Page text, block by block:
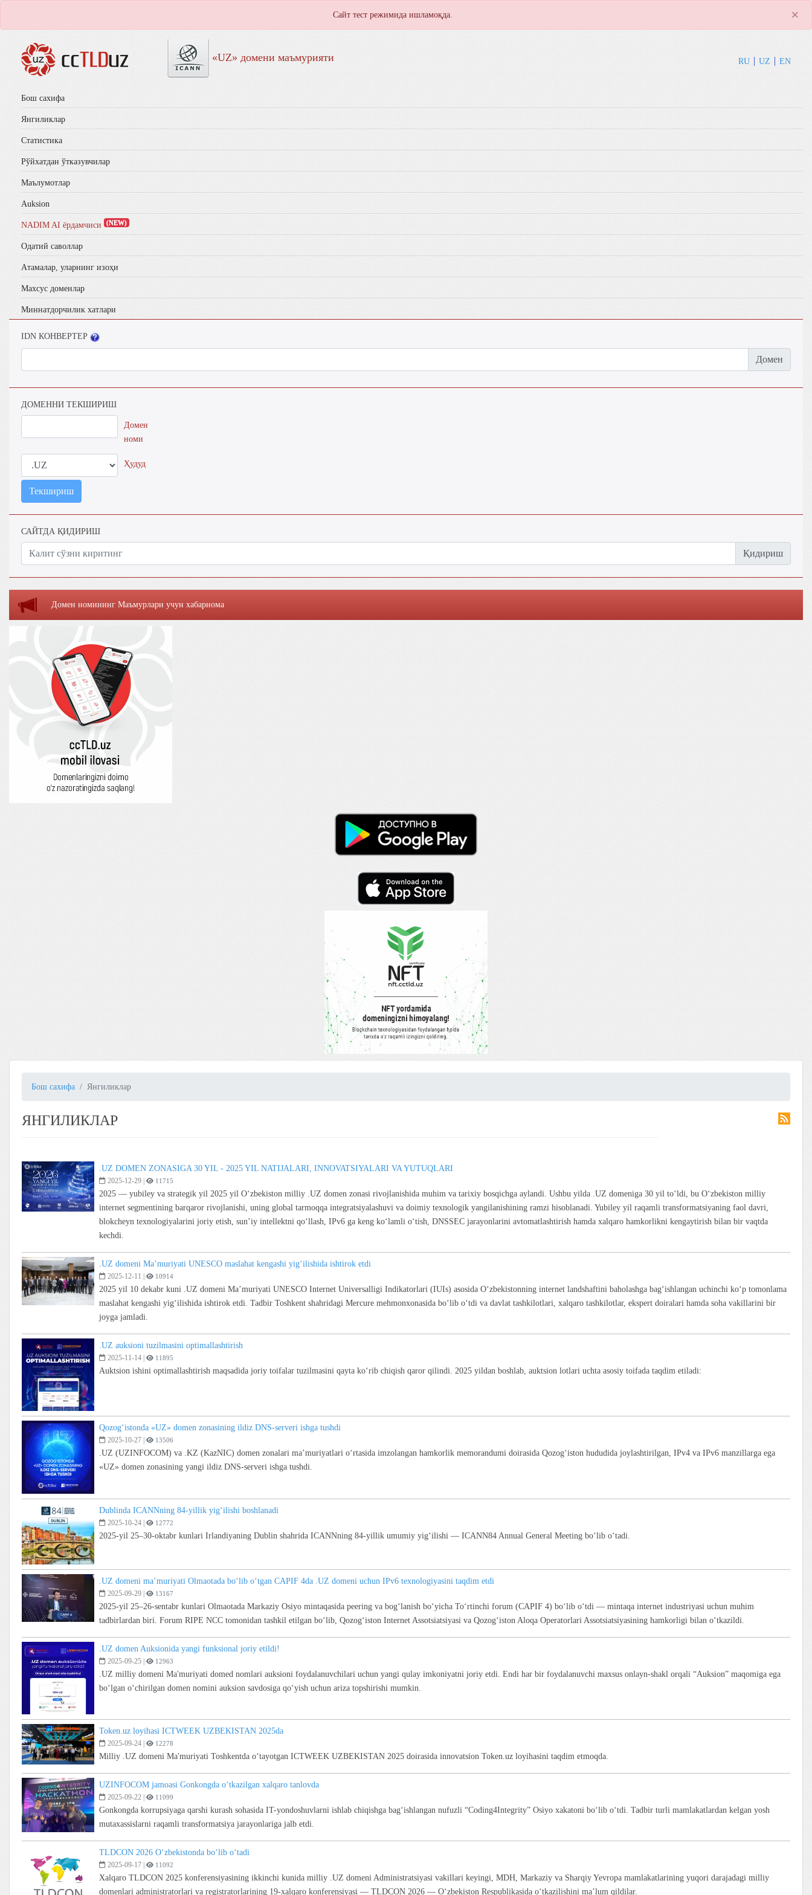
Сайт тест режимида ишламоқда. ×
«UZ» домени маъмурияти RU UZ EN
Бош сахифа
Янгиликлар
Статистика
Рўйхатдан ўтказувчилар
Маълумотлар
Auksion
NADIM AI ёрдамчиси (NEW)
Одатий саволлар
Aтамалар, уларнинг изоҳи
Махсус доменлар
Миннатдорчилик хатлари
IDN КОНВЕРТЕР
Домен
ДОМЕННИ ТЕКШИРИШ
Домен
номи
Ҳудуд
Текшириш
САЙТДА ҚИДИРИШ
Қидириш
Домен номининг Маъмурлaри учун хaбaрномa
Бош сахифа Янгиликлар
ЯНГИЛИКЛАР
.UZ DOMEN ZONASIGA 30 YIL - 2025 YIL NATIJALARI, INNOVATSIYALARI VA YUTUQLARI
2025-12-29 11715
2025 — yubiley va strategik yil 2025 yil Oʻzbekiston milliy .UZ domen zonasi rivojlanishida muhim va tarixiy bosqichga aylandi. Ushbu yilda .UZ domeniga 30 yil toʻldi, bu Oʻzbekiston milliy
internet segmentining barqaror rivojlanishi, uning global tarmoqqa integratsiyalashuvi va doimiy texnologik yangilanishining ramzi hisoblanadi. Yubiley yil raqamli transformatsiyaning faol davri,
blokcheyn texnologiyalarini joriy etish, sunʼiy intellektni qoʻllash, IPv6 ga keng koʻlamli oʻtish, DNSSEC jarayonlarini avtomatlashtirish hamda xalqaro hamkorlikni kengaytirish bilan bir vaqtda
kechdi.
.UZ domeni Ma’muriyati UNESCO maslahat kengashi yig‘ilishida ishtirok etdi
2025-12-11 10914
2025 yil 10 dekabr kuni .UZ domeni Ma’muriyati UNESCO Internet Universalligi Indikatorlari (IUIs) asosida O‘zbekistonning internet landshaftini baholashga bag‘ishlangan uchinchi ko‘p tomonlama
maslahat kengashi yig‘ilishida ishtirok etdi. Tadbir Toshkent shahridagi Mercure mehmonxonasida bo‘lib o‘tdi va davlat tashkilotlari, xalqaro tashkilotlar, ekspert doiralari hamda soha vakillarini bir
joyga jamladi.
.UZ auksioni tuzilmasini optimallashtirish
2025-11-14 11895
Auktsion ishini optimallashtirish maqsadida joriy toifalar tuzilmasini qayta ko‘rib chiqish qaror qilindi. 2025 yildan boshlab, auktsion lotlari uchta asosiy toifada taqdim etiladi:
Qozog‘istonda «UZ» domen zonasining ildiz DNS-serveri ishga tushdi
2025-10-27 13506
.UZ (UZINFOCOM) va .KZ (KazNIC) domen zonalari ma’muriyatlari o‘rtasida imzolangan hamkorlik memorandumi doirasida Qozog‘iston hududida joylashtirilgan, IPv4 va IPv6 manzillarga ega
«UZ» domen zonasining yangi ildiz DNS-serveri ishga tushdi.
Dublinda ICANNning 84-yillik yig‘ilishi boshlanadi
2025-10-24 | 12772
2025-yil 25–30-oktabr kunlari Irlandiyaning Dublin shahrida ICANNning 84-yillik umumiy yig‘ilishi — ICANN84 Annual General Meeting bo‘lib o‘tadi.
.UZ domeni ma’muriyati Olmaotada bo‘lib o‘tgan CAPIF 4da .UZ domeni uchun IPv6 texnologiyasini taqdim etdi
2025-09-29 | 13167
2025-yil 25–26-sentabr kunlari Olmaotada Markaziy Osiyo mintaqasida peering va bog‘lanish bo‘yicha To‘rtinchi forum (CAPIF 4) bo‘lib o‘tdi — mintaqa internet industriyasi uchun muhim
tadbirlardan biri. Forum RIPE NCC tomonidan tashkil etilgan bo‘lib, Qozog‘iston Internet Assotsiatsiyasi va Qozog‘iston Aloqa Operatorlari Assotsiatsiyasining hamkorligi bilan o‘tkazildi.
.UZ domen Auksionida yangi funksional joriy etildi!
2025-09-25 | 12963
.UZ milliy domeni Ma'muriyati domed nomlari auksioni foydalanuvchilari uchun yangi qulay imkoniyatni joriy etdi. Endi har bir foydalanuvchi maxsus onlayn-shakl orqali “Auksion” maqomiga ega
bo‘lgan o‘chirilgan domen nomini auksion savdosiga qo‘yish uchun ariza topshirishi mumkin.
Token.uz loyihasi ICTWEEK UZBEKISTAN 2025da
2025-09-24 | 12278
Milliy .UZ domeni Ma'muriyati Toshkentda o‘tayotgan ICTWEEK UZBEKISTAN 2025 doirasida innovatsion Token.uz loyihasini taqdim etmoqda.
UZINFOCOM jamoasi Gonkongda o‘tkazilgan xalqaro tanlovda
2025-09-22 | 11099
Gonkongda korrupsiyaga qarshi kurash sohasida IT-yondoshuvlarni ishlab chiqishga bag‘ishlangan nufuzli “Coding4Integrity” Osiyo xakatoni bo‘lib o‘tdi. Tadbir turli mamlakatlardan kelgan yosh
mutaxassislarni raqamli transformatsiya jarayonlariga jalb etdi.
TLDCON 2026 O‘zbekistonda bo‘lib o‘tadi
2025-09-17 | 11092
Xalqaro TLDCON 2025 konferensiyasining ikkinchi kunida milliy .UZ domeni Administratsiyasi vakillari keyingi, MDH, Markaziy va Sharqiy Yevropa mamlakatlarining yuqori darajadagi milliy
domenlari administratorlari va registratorlarining 19-xalqaro konferensiyasi — TLDCON 2026 — O‘zbekiston Respublikasida o‘tkazilishini ma’lum qildilar.